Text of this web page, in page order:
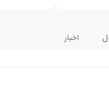
اخبار